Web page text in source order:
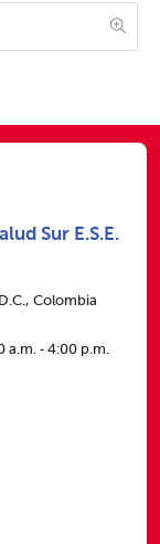
Sur E.S.E.
Colombia
a.m. ‑ 4:00 p.m.